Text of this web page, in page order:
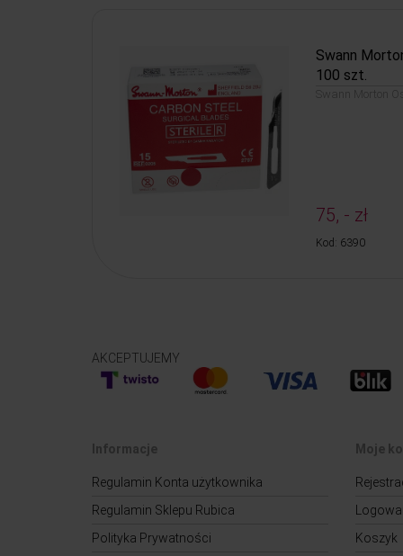
Swann
100 szt.
Swann Morton
75, - zł
Kod: 6390
AKCEPTUJEMY
Informacje
Regulamin Konta użytkownika
Regulamin Sklepu Rubica
Polityka Prywatności
Moje
Koszyk